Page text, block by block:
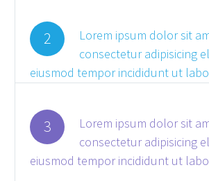
2
Lorem ipsum dolor sit
consectetur adipisicing
eiusmod tempor incididunt ut
3
Lorem ipsum dolor sit
consectetur adipisicing
eiusmod tempor incididunt ut